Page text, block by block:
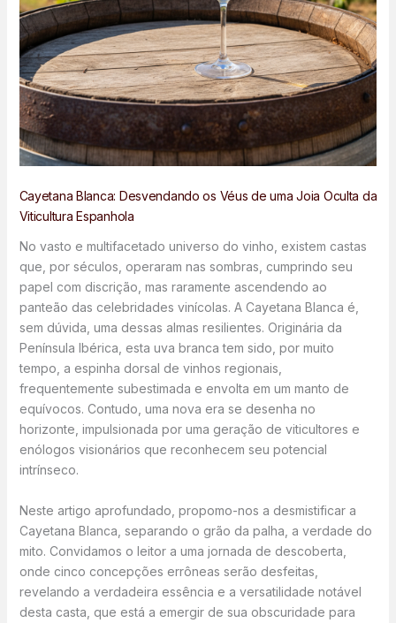
Cayetana Blanca: Desvendando os Véus de uma Joia Oculta da
Viticultura Espanhola
No vasto e multifacetado universo do vinho, existem castas
que, por séculos, operaram nas sombras, cumprindo seu
papel com discrição, mas raramente ascendendo ao
panteão das celebridades vinícolas. A Cayetana Blanca é,
sem dúvida, uma dessas almas resilientes. Originária da
Península Ibérica, esta uva branca tem sido, por muito
tempo, a espinha dorsal de vinhos regionais,
frequentemente subestimada e envolta em um manto de
equívocos. Contudo, uma nova era se desenha no
horizonte, impulsionada por uma geração de viticultores e
enólogos visionários que reconhecem seu potencial
intrínseco.
Neste artigo aprofundado, propomo-nos a desmistificar a
Cayetana Blanca, separando o grão da palha, a verdade do
mito. Convidamos o leitor a uma jornada de descoberta,
onde cinco concepções errôneas serão desfeitas,
revelando a verdadeira essência e a versatilidade notável
desta casta, que está a emergir de sua obscuridade para